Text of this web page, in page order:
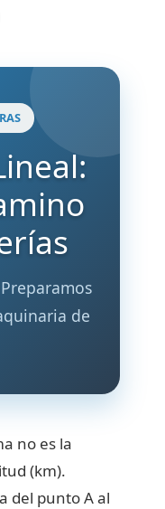
de
no es la
(km).
del punto A al